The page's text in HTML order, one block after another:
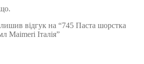
відгук на “745 Паста шорстка
Maimeri Італія”